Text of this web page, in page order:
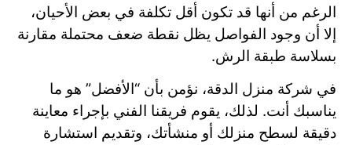
الرغم من أنها قد تكون أقل تكلفة في بعض الأحيان،
إلا أن وجود الفواصل يظل نقطة ضعف محتملة مقارنة
بسلاسة طبقة الرش.
في شركة منزل الدقة، نؤمن بأن “الأفضل” هو ما
يناسبك أنت. لذلك، يقوم فريقنا الفني بإجراء معاينة
دقيقة لسطح منزلك أو منشأتك، وتقديم استشارة